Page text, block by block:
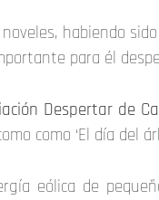
habiendo
para él
Despertar de
como ‘El día del
eólica de